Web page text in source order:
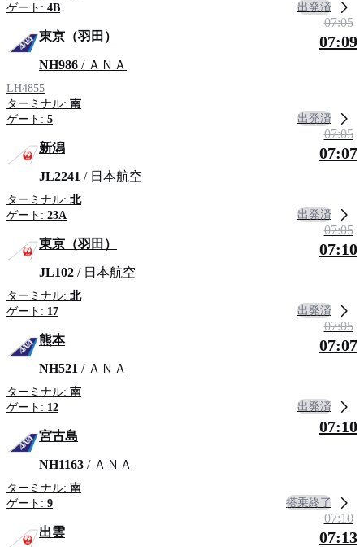
ゲート: 4B 出発済
東京（羽田）
NH986 / ＡＮＡ
LH4855
ターミナル: 南
ゲート: 5
07:05
07:09
出発済
新潟
JL2241 / 日本航空
ターミナル: 北
ゲート: 23A
07:05
07:07
出発済
東京（羽田）
JL102 / 日本航空
ターミナル: 北
ゲート: 17
07:05
07:10
出発済
熊本
NH521 / ＡＮＡ
ターミナル: 南
ゲート: 12
07:05
07:07
出発済
宮古島
NH1163 / ＡＮＡ
ターミナル: 南
ゲート: 9
07:10
搭乗終了
出雲
07:10
07:13